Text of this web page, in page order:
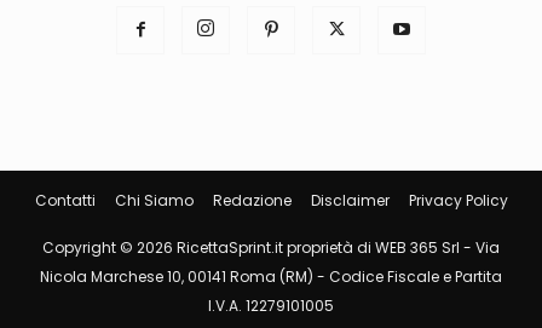
Contatti Chi Siamo Redazione Disclaimer Privacy Policy
Copyright © 2026 RicettaSprint.it proprietà di WEB 365 Srl - Via
Nicola Marchese 10, 00141 Roma (RM) - Codice Fiscale e Partita
I.V.A. 12279101005